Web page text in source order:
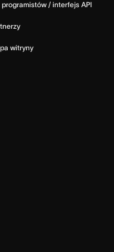
programistów / interfejs API
witryny